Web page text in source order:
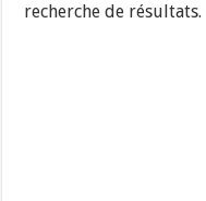
recherche de résultats.